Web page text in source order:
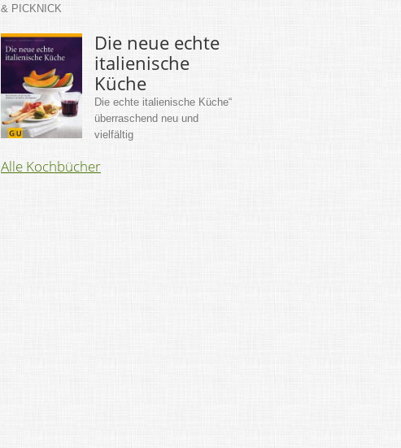
& PICKNICK
Die neue echte
italienische
Küche
Die echte italienische Küche“
überraschend neu und
vielfältig
Alle Kochbücher